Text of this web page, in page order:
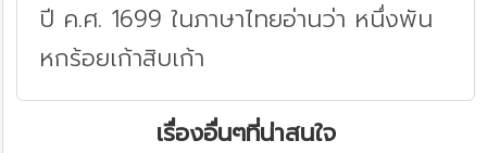
ปี ค.ศ. 1699 ในภาษาไทยอ่านว่า หนึ่งพัน
หกร้อยเก้าสิบเก้า
เรื่องอื่นๆที่น่าสนใจ